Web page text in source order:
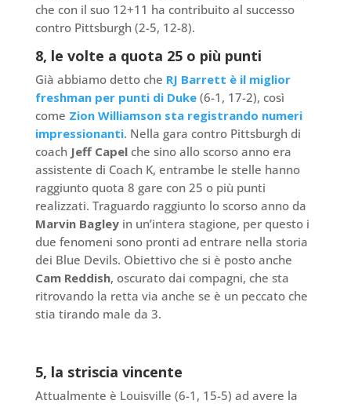
che con il suo 12+11 ha contribuito al successo
contro Pittsburgh (2-5, 12-8).
8, le volte a quota 25 o più punti
Già abbiamo detto che RJ Barrett è il miglior
freshman per punti di Duke(6-1, 17-2), così
come Zion Williamson sta registrando numeri
impressionanti. Nella gara contro Pittsburgh di
coach Jeff Capelche sino allo scorso anno era
assistente di Coach K, entrambe le stelle hanno
raggiunto quota 8 gare con 25 o più punti
realizzati. Traguardo raggiunto lo scorso anno da
Marvin Bagleyin un’intera stagione, per questo i
due fenomeni sono pronti ad entrare nella storia
dei Blue Devils. Obiettivo che si è posto anche
Cam Reddish, oscurato dai compagni, che sta
ritrovando la retta via anche se è un peccato che
stia tirando male da 3.
5, la striscia vincente
Attualmente è Louisville (6-1, 15-5) ad avere la